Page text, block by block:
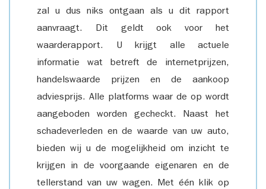
zal u dus niks ontgaan als u dit rapport
aanvraagt. Dit geldt ook voor het
waarderapport. U krijgt alle actuele
informatie wat betreft de internetprijzen,
handelswaarde prijzen en de aankoop
adviesprijs. Alle platforms waar de op wordt
aangeboden worden gecheckt. Naast het
schadeverleden en de waarde van uw auto,
bieden wij u de mogelijkheid om inzicht te
krijgen in de voorgaande eigenaren en de
tellerstand van uw wagen. Met één klik op